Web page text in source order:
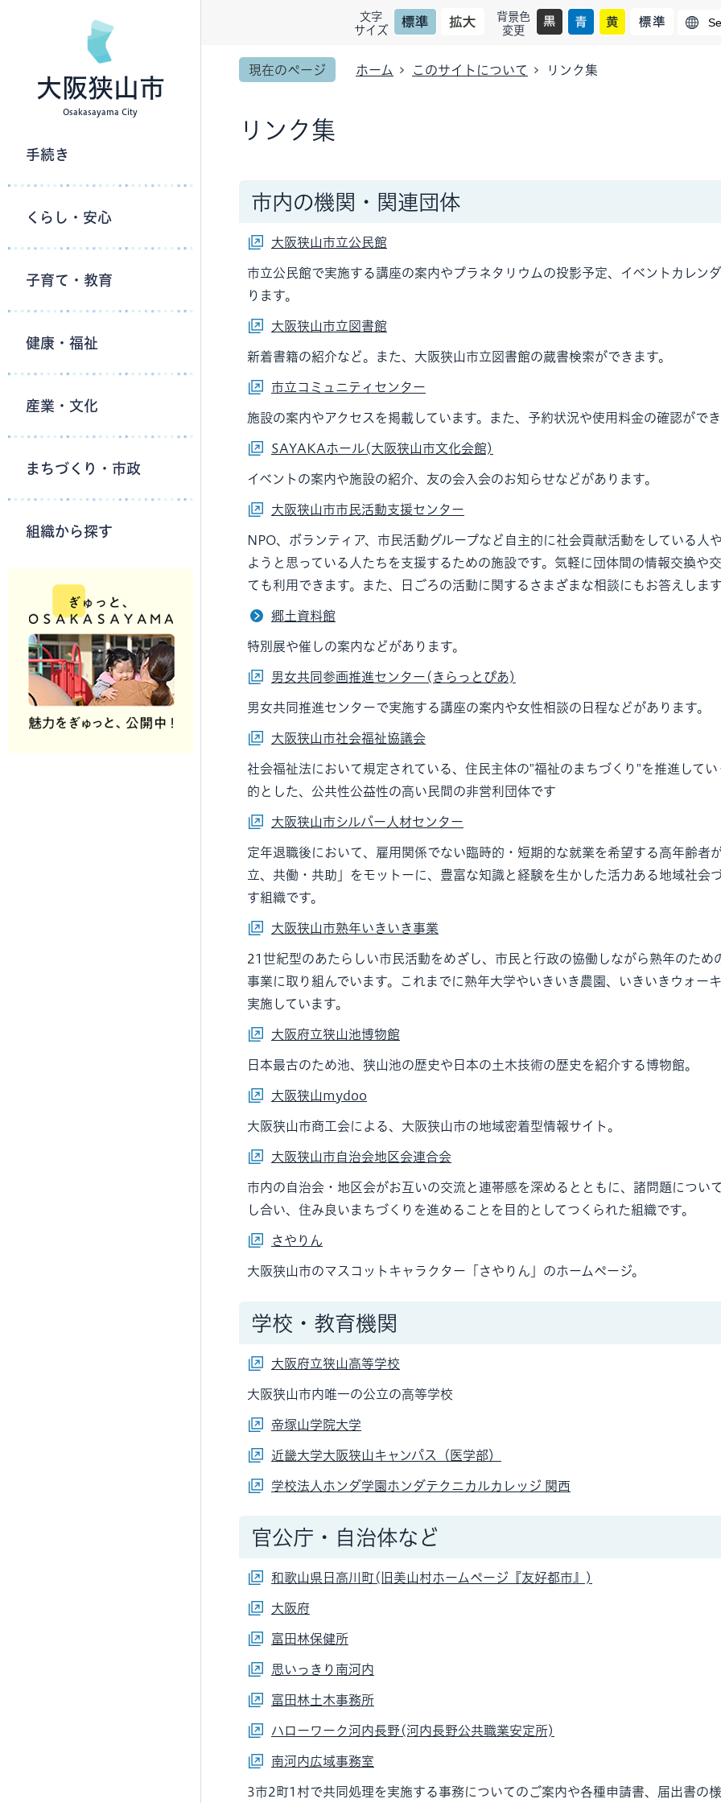
文字
サイズ
背景色
変更
現在のページ ホーム このサイトについて リンク集
大阪狭山市
Osakasayama City
手続き
くらし・安心
子育て・教育
健康・福祉
産業・文化
まちづくり・市政
組織から探す
リンク集
市内の機関・関連団体
大阪狭山市立公民館
市立公民館で実施する講座の案内やプラネタリウムの投影予定、イベントカレン
ります。
大阪狭山市立図書館
新着書籍の紹介など。また、大阪狭山市立図書館の蔵書検索ができます。
市立コミュニティセンター
施設の案内やアクセスを掲載しています。また、予約状況や使用料金の確認ができ
SAYAKAホール(大阪狭山市文化会館)
イベントの案内や施設の紹介、友の会入会のお知らせなどがあります。
大阪狭山市市民活動支援センター
NPO、ボランティア、市民活動グループなど自主的に社会貢献活動をしている人
ようと思っている人たちを支援するための施設です。気軽に団体間の情報交換や
ても利用できます。また、日ごろの活動に関するさまざまな相談にもお答えします
郷土資料館
特別展や催しの案内などがあります。
男女共同参画推進センター(きらっとぴあ)
男女共同推進センターで実施する講座の案内や女性相談の日程などがあります。
大阪狭山市社会福祉協議会
社会福祉法において規定されている、住民主体の"福祉のまちづくり"を推進してい
的とした、公共性公益性の高い民間の非営利団体です
大阪狭山市シルバー人材センター
定年退職後において、雇用関係でない臨時的・短期的な就業を希望する高年齢者
立、共働・共助」をモットーに、豊富な知識と経験を生かした活力ある地域社会
す組織です。
大阪狭山市熟年いきいき事業
21世紀型のあたらしい市民活動をめざし、市民と行政の協働しながら熟年のため
事業に取り組んでいます。これまでに熟年大学やいきいき農園、いきいきウォー
実施しています。
大阪府立狭山池博物館
日本最古のため池、狭山池の歴史や日本の土木技術の歴史を紹介する博物館。
大阪狭山mydoo
大阪狭山市商工会による、大阪狭山市の地域密着型情報サイト。
大阪狭山市自治会地区会連合会
市内の自治会・地区会がお互いの交流と連帯感を深めるとともに、諸問題につい
し合い、住み良いまちづくりを進めることを目的としてつくられた組織です。
さやりん
大阪狭山市のマスコットキャラクター「さやりん」のホームページ。
学校・教育機関
大阪府立狭山高等学校
大阪狭山市内唯一の公立の高等学校
帝塚山学院大学
近畿大学大阪狭山キャンパス（医学部）
学校法人ホンダ学園ホンダテクニカルカレッジ 関西
官公庁・自治体など
和歌山県日高川町(旧美山村ホームページ『友好都市』)
大阪府
富田林保健所
思いっきり南河内
富田林土木事務所
ハローワーク河内長野(河内長野公共職業安定所)
南河内広域事務室
3市2町1村で共同処理を実施する事務についてのご案内や各種申請書、届出書の